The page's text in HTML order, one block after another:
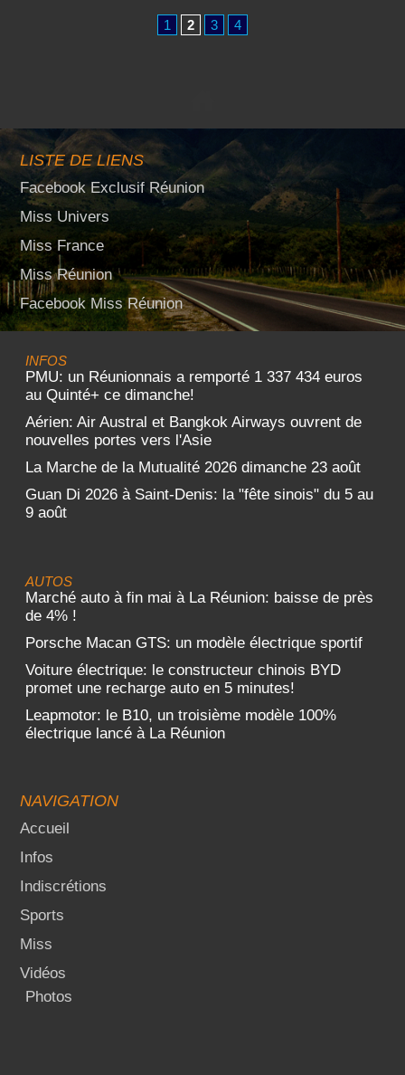
1 2 3 4
LISTE DE LIENS
Facebook Exclusif Réunion
Miss Univers
Miss France
Miss Réunion
Facebook Miss Réunion
INFOS
PMU: un Réunionnais a remporté 1 337 434 euros
au Quinté+ ce dimanche!
Aérien: Air Austral et Bangkok Airways ouvrent de
nouvelles portes vers l'Asie
La Marche de la Mutualité 2026 dimanche 23 août
Guan Di 2026 à Saint-Denis: la "fête sinois" du 5 au
9 août
AUTOS
Marché auto à fin mai à La Réunion: baisse de près
de 4% !
Porsche Macan GTS: un modèle électrique sportif
Voiture électrique: le constructeur chinois BYD
promet une recharge auto en 5 minutes!
Leapmotor: le B10, un troisième modèle 100%
électrique lancé à La Réunion
NAVIGATION
Accueil
Infos
Indiscrétions
Sports
Miss
Vidéos
Photos